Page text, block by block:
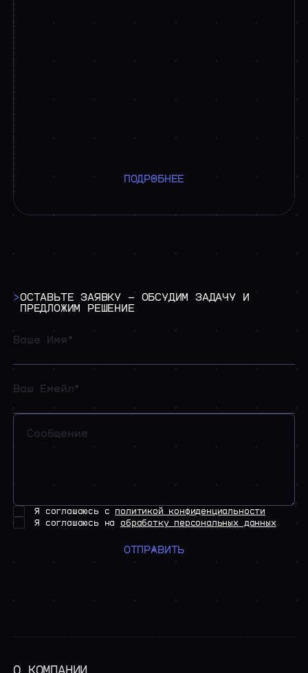
ПОДРОБНЕЕ
>ОСТАВЬТЕ ЗАЯВКУ — ОБСУДИМ ЗАДАЧУ
И
ПРЕДЛОЖИМ
РЕШЕНИЕ
Я соглашаюсь с политикой конфиденциальности
Я соглашаюсь на обработку персональных данных
ОТПРАВИТЬ